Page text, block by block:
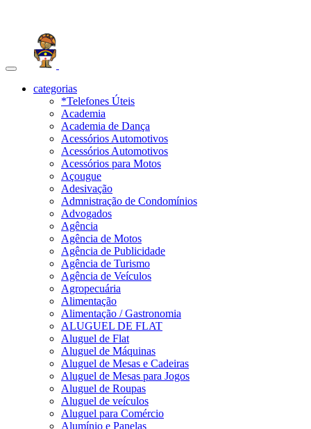
Toggle
navigationcategorias
*Telefones Úteis
Academia
Academia de Dança
Acessórios Automotivos
Acessórios Automotivos
Acessórios para Motos
Açougue
Adesivação
Admnistração de Condomínios
Advogados
Agência
Agência de Motos
Agência de Publicidade
Agência de Turismo
Agência de Veículos
Agropecuária
Alimentação
Alimentação / Gastronomia
ALUGUEL DE FLAT
Aluguel de Flat
Aluguel de Máquinas
Aluguel de Mesas e Cadeiras
Aluguel de Mesas para Jogos
Aluguel de Roupas
Aluguel de veículos
Aluguel para Comércio
Alumínio e Panelas